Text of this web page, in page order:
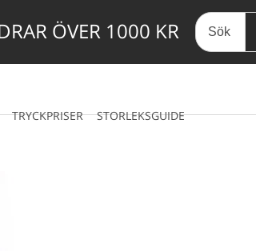
ÖVER 1000 KR
TRYCKPRISER STORLEKSGUIDE